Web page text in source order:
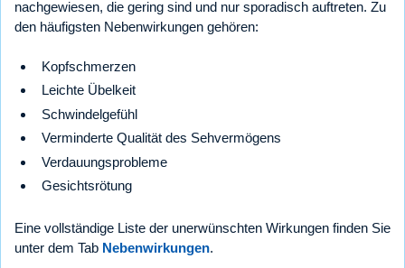
nachgewiesen, die gering sind und nur sporadisch auftreten. Zu
den häufigsten Nebenwirkungen gehören:
Kopfschmerzen
Leichte Übelkeit
Schwindelgefühl
Verminderte Qualität des Sehvermögens
Verdauungsprobleme
Gesichtsrötung
Eine vollständige Liste der unerwünschten Wirkungen finden Sie
unter dem Tab Nebenwirkungen.